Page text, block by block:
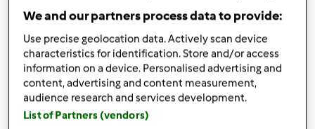
Ingredienti
Panzerotti fritti
100grammoacqua frizzante
100grammolatte intero
1/2cubettodi lievito di birra fresco
We and our partners process data to provide:
Use precise geolocation data. Actively scan device
characteristics for identification. Store and/or access
information on a device. Personalised advertising and
content, advertising and content measurement,
audience research and services development.
List of Partners (vendors)